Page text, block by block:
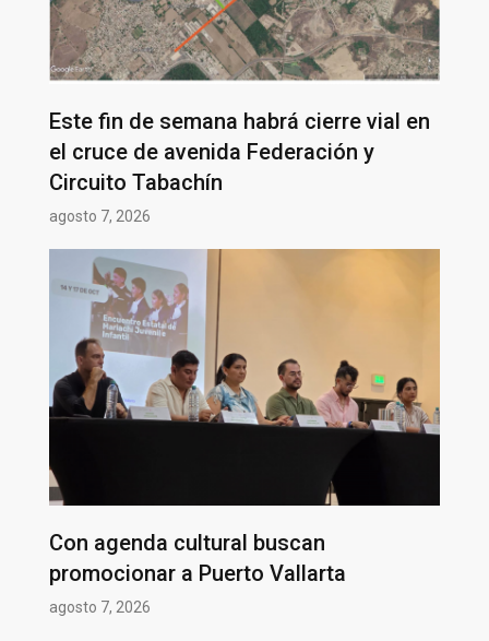
Este fin de semana habrá cierre vial en
el cruce de avenida Federación y
Circuito Tabachín
agosto 7, 2026
Con agenda cultural buscan
promocionar a Puerto Vallarta
agosto 7, 2026